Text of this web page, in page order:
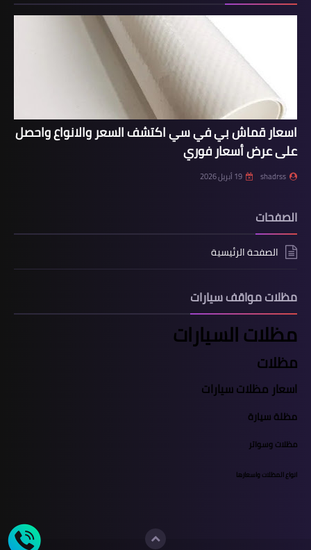
اسعار قماش بي في سي اكتشف السعر والانواع واحصل
على عرض أسعار فوري
shadrss 19 أبريل 2026
الصفحات
الصفحة الرئيسية
مظلات مواقف سيارات
مظلات السيارات
مظلات
اسعار مظلات سيارات
مظلة سيارة
مظلات وسواتر
انواع المظلات واسعارها